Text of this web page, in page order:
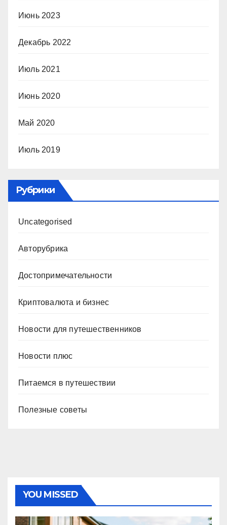
Июнь 2023
Декабрь 2022
Июль 2021
Июнь 2020
Май 2020
Июль 2019
Рубрики
Uncategorised
Авторубрика
Достопримечательности
Криптовалюта и бизнес
Новости для путешественников
Новости плюс
Питаемся в путешествии
Полезные советы
YOU MISSED